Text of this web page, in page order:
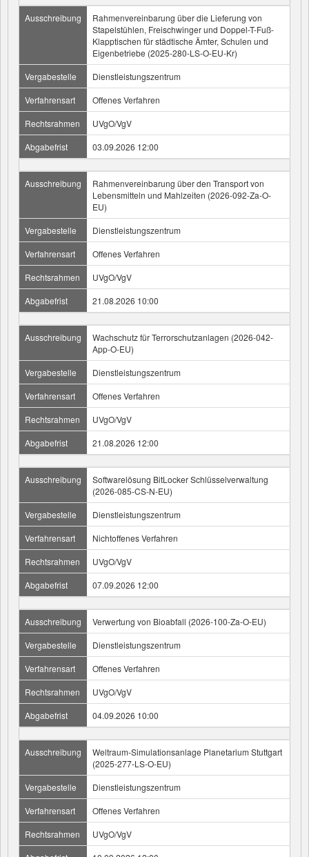
Ausschreibung
Rahmenvereinbarung über die Lieferung von
Stapelstühlen, Freischwinger und Doppel-T-Fuß-
Klapptischen für städtische Ämter, Schulen und
Eigenbetriebe (2025-280-LS-O-EU-Kr)
Vergabestelle
Dienstleistungszentrum
Verfahrensart
Offenes Verfahren
Rechtsrahmen
UVgO/VgV
Abgabefrist
03.09.2026 12:00
Ausschreibung
Rahmenvereinbarung über den Transport von
Lebensmitteln und Mahlzeiten (2026-092-Za-O-
EU)
Vergabestelle
Dienstleistungszentrum
Verfahrensart
Offenes Verfahren
Rechtsrahmen
UVgO/VgV
Abgabefrist
21.08.2026 10:00
Ausschreibung
Wachschutz für Terrorschutzanlagen (2026-042-
App-O-EU)
Vergabestelle
Dienstleistungszentrum
Verfahrensart
Offenes Verfahren
Rechtsrahmen
UVgO/VgV
Abgabefrist
21.08.2026 12:00
Ausschreibung
Softwarelösung BitLocker Schlüsselverwaltung
(2026-085-CS-N-EU)
Vergabestelle
Dienstleistungszentrum
Verfahrensart
Nichtoffenes Verfahren
Rechtsrahmen
UVgO/VgV
Abgabefrist
07.09.2026 12:00
Ausschreibung
Verwertung von Bioabfall (2026-100-Za-O-EU)
Vergabestelle
Dienstleistungszentrum
Verfahrensart
Offenes Verfahren
Rechtsrahmen
UVgO/VgV
Abgabefrist
04.09.2026 10:00
Ausschreibung
Weltraum-Simulationsanlage Planetarium Stuttgart
(2025-277-LS-O-EU)
Vergabestelle
Dienstleistungszentrum
Verfahrensart
Offenes Verfahren
Rechtsrahmen
UVgO/VgV